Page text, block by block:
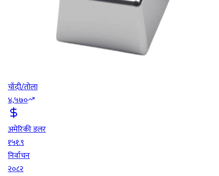
चाँदी/तोला
४,५७०
अमेरिकी डलर
१५१.९
निर्वाचन
२०८२